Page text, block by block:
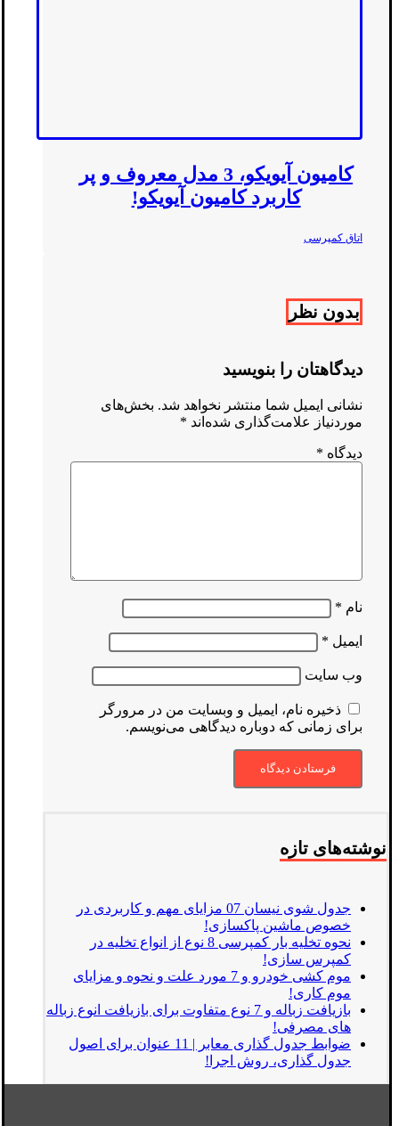
کامیون آیویکو، 3 مدل معروف و پر
کاربرد کامیون آیویکو!
اتاق کمپرسی
بدون نظر
دیدگاهتان را بنویسید
نشانی ایمیل شما منتشر نخواهد شد. بخش‌های
موردنیاز علامت‌گذاری شده‌اند *
دیدگاه *
نام *
ایمیل *
وب‌ سایت
ذخیره نام، ایمیل و وبسایت من در مرورگر
برای زمانی که دوباره دیدگاهی می‌نویسم.
نوشته‌های تازه
جدول شوی نیسان 07 مزایای مهم و کاربردی در
خصوص ماشین پاکسازی!
نحوه تخلیه بار کمپرسی 8 نوع از انواع تخلیه در
کمپرس سازی!
موم کشی خودرو و 7 مورد علت و نحوه و مزایای
موم کاری!
بازیافت زباله و 7 نوع متفاوت برای بازیافت انوع زباله
های مصرفی!
ضوابط جدول گذاری معابر | 11 عنوان برای اصول
جدول گذاری، روش اجرا!